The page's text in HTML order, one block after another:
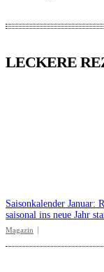
LECKERE
Saisonkalender Januar:
saisonal ins neue Jahr
Magazin